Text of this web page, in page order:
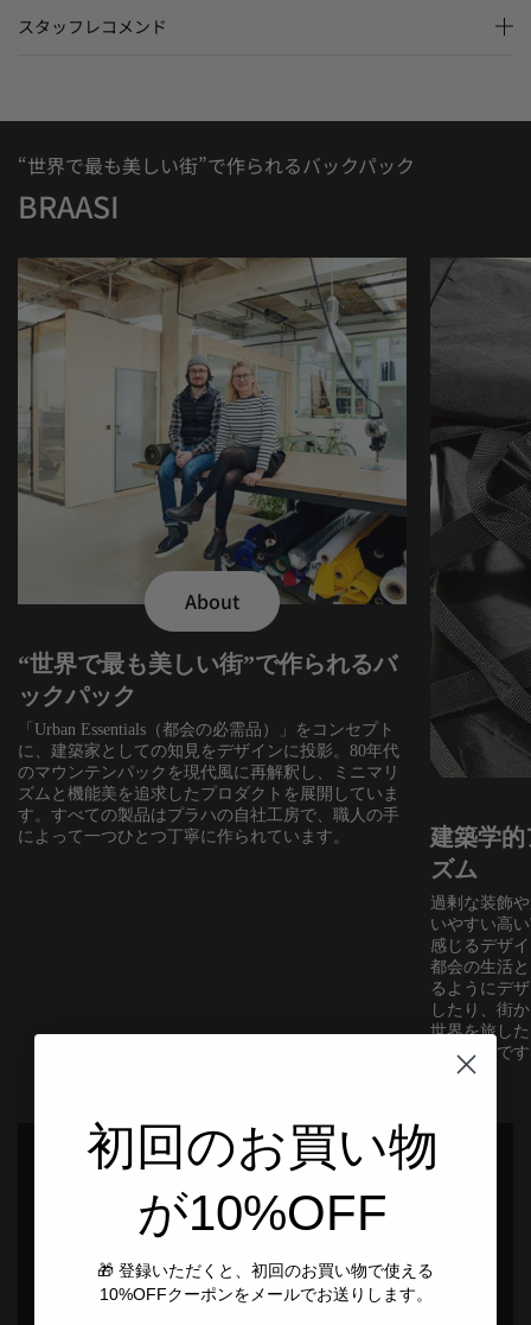
スタッフレコメンド
“世界で最も美しい街”で作られるバックパック
BRAASI
About
“世界で最も美しい街”で作られるバ
ックパック
「Urban Essentials（都会の必需品）」をコンセプト
に、建築家としての知見をデザインに投影。80年代
のマウンテンパックを現代風に再解釈し、ミニマリ
ズムと機能美を追求したプロダクトを展開していま
す。すべての製品はプラハの自社工房で、職人の手
によって一つひとつ丁寧に作られています。
建築学
ズム
過剰な装飾
いやすい高
感じるデザ
都会の生活
るようにデ
したり、街
世界を旅し
高の相棒で
初回のお買い物
が10%OFF
🎁 登録いただくと、初回のお買い物で使える
10%OFFクーポンをメールでお送りします。